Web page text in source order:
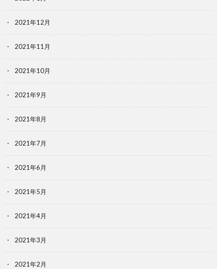
2021年12月
2021年11月
2021年10月
2021年9月
2021年8月
2021年7月
2021年6月
2021年5月
2021年4月
2021年3月
2021年2月